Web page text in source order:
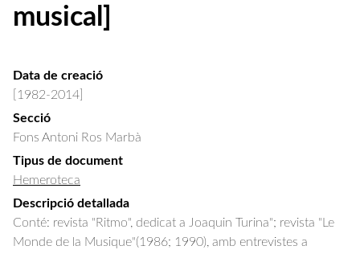
musical]
Data de creació
[1982-2014]
Secció
Fons Antoni Ros Marbà
Tipus de document
Hemeroteca
Descripció detallada
Conté: revista "Ritmo", dedicat a Joaquin Turina"; revista "Le
Monde de la Musique"(1986; 1990), amb entrevistes a